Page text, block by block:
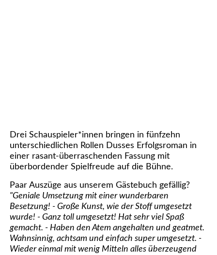
Drei Schauspieler*innen bringen in fünfzehn
unterschiedlichen Rollen Dusses Erfolgsroman in
einer rasant-überraschenden Fassung mit
überbordender Spielfreude auf die Bühne.
Paar Auszüge aus unserem Gästebuch gefällig?
"Geniale Umsetzung mit einer wunderbaren
Besetzung! - Große Kunst, wie der Stoff umgesetzt
wurde! - Ganz toll umgesetzt! Hat sehr viel Spaß
gemacht. - Haben den Atem angehalten und geatmet.
Wahnsinnig, achtsam und einfach super umgesetzt. -
Wieder einmal mit wenig Mitteln alles überzeugend